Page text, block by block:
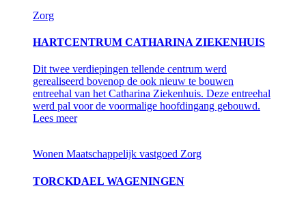
Zorg
HARTCENTRUM CATHARINA ZIEKENHUIS
Dit twee verdiepingen tellende centrum werd
gerealiseerd bovenop de ook nieuw te bouwen
entreehal van het Catharina Ziekenhuis. Deze entreehal
werd pal voor de voormalige hoofdingang gebouwd.
Lees meer
Wonen Maatschappelijk vastgoed Zorg
TORCKDAEL WAGENINGEN